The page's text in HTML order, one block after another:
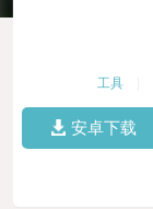
工具
安卓下载